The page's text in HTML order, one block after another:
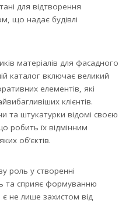
для відтворення
що надає будівлі
матеріалів для фасадного
каталог включає великий
елементів, які
клієнтів.
та штукатурки відомі своєю
робить їх відмінним
об’єктів.
роль у створенні
та сприяє формуванню
не лише захистом від